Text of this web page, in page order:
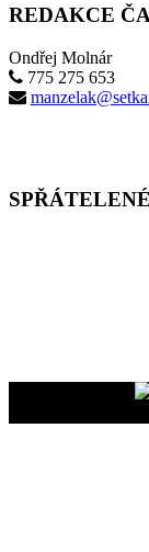
REDAKCE
Ondřej Molnár
775 275 653